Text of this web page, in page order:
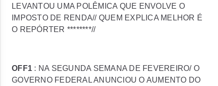
LEVANTOU UMA POLÊMICA QUE ENVOLVE O
IMPOSTO DE RENDA// QUEM EXPLICA MELHOR É
O REPÓRTER ********//
OFF1 : NA SEGUNDA SEMANA DE FEVEREIRO/ O
GOVERNO FEDERAL ANUNCIOU O AUMENTO DO